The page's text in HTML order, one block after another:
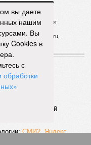
посла. Член
совета по
на публике
здоровья
вы даете
нашим
Вы
Cookies в
с